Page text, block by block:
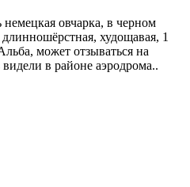
овчарка, в черном
худощавая, 1
может отзываться на
в районе аэродрома..